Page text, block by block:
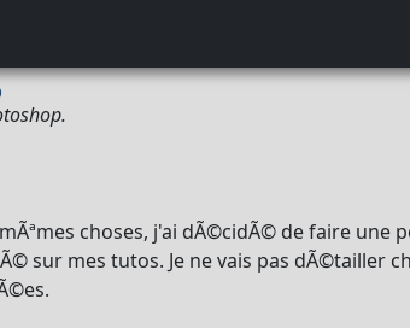
choses, j'ai dÃ©cidÃ© de faire une
sur mes tutos. Je ne vais pas dÃ©tailler